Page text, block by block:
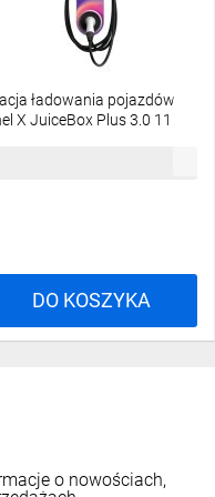
ładowania pojazdów
X JuiceBox Plus 3.0 11
DO KOSZYKA
o nowościach,